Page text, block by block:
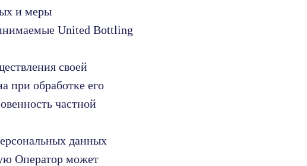
и меры
United Bottling
своей
при обработке его
частной
данных
Оператор может